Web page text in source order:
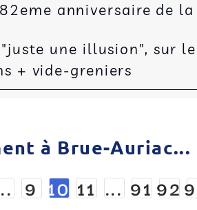
anniversaire de
une illusion", sur
+ vide-greniers
à Brue-Auriac...
9 10 11 ... 9192